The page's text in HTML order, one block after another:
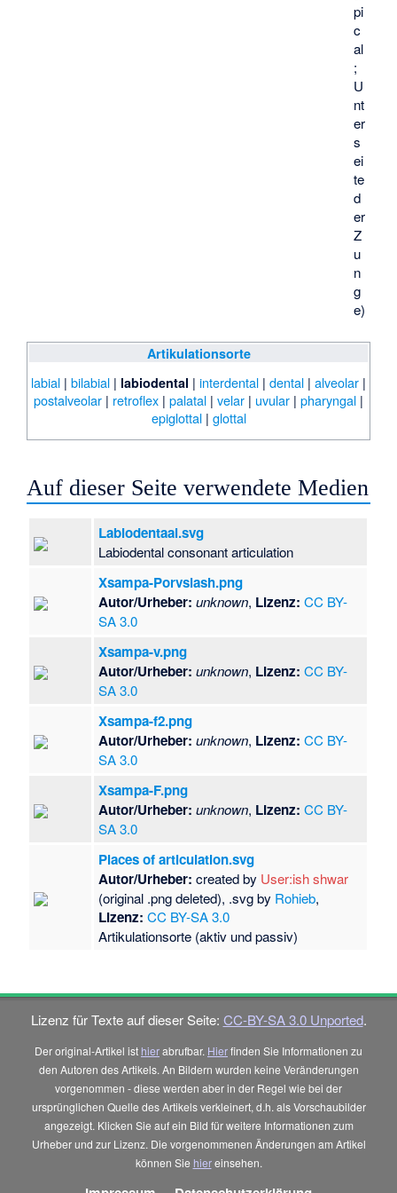
pi
c
al
;
U
nt
er
s
ei
te
d
er
Z
u
n
g
e)
Artikulationsorte
labial | bilabial | labiodental | interdental | dental | alveolar |
postalveolar | retroflex | palatal | velar | uvular | pharyngal |
epiglottal| glottal
Auf dieser Seite verwendete Medien
Labiodentaal.svg
Labiodental consonant articulation
Xsampa-Porvslash.png
Autor/Urheber: unknown, Lizenz: CC BY-
SA 3.0
Xsampa-v.png
Autor/Urheber: unknown, Lizenz: CC BY-
SA 3.0
Xsampa-f2.png
Autor/Urheber: unknown, Lizenz: CC BY-
SA 3.0
Xsampa-F.png
Autor/Urheber: unknown, Lizenz: CC BY-
SA 3.0
Places of articulation.svg
Autor/Urheber: created by User:ish shwar
(original .png deleted), .svg by Rohieb,
Lizenz: CC BY-SA 3.0
Artikulationsorte (aktiv und passiv)
Lizenz für Texte auf dieser Seite: CC-BY-SA 3.0 Unported.
Der original-Artikel ist hierabrufbar. Hierfinden Sie Informationen zu
den Autoren des Artikels. An Bildern wurden keine Veränderungen
vorgenommen - diese werden aber in der Regel wie bei der
ursprünglichen Quelle des Artikels verkleinert, d.h. als Vorschaubilder
angezeigt. Klicken Sie auf ein Bild für weitere Informationen zum
Urheber und zur Lizenz. Die vorgenommenen Änderungen am Artikel
können Sie hiereinsehen.